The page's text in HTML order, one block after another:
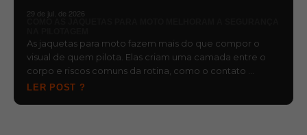
29 de jul. de 2026
As jaquetas para moto fazem mais do que compor o
visual de quem pilota. Elas criam uma camada entre o
corpo e riscos comuns da rotina, como o contato …
LER POST ?